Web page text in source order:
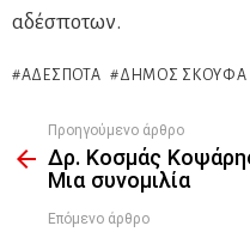
αδέσποτων.
ΑΔΈΣΠΟΤΑ ΔΉΜΟΣ ΣΚΟΥΦΆ
more
Προηγούμενο άρθρο
Δρ. Κοσμάς
Μια συνομιλία
Επόμενο άρθρο